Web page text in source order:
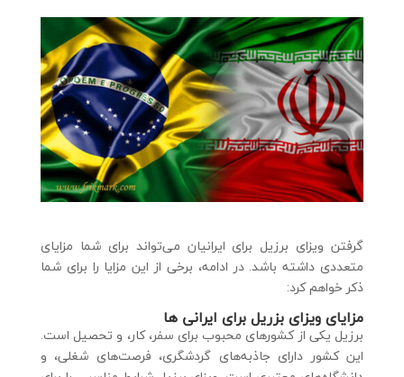
گرفتن ویزای برزیل برای ایرانیان می‌تواند برای شما مزایای
متعددی داشته باشد. در ادامه، برخی از این مزایا را برای شما
ذکر خواهم کرد:
مزایای ویزای بزریل برای ایرانی ها
برزیل یکی از کشورهای محبوب برای سفر، کار، و تحصیل است.
این کشور دارای جاذبه‌های گردشگری، فرصت‌های شغلی، و